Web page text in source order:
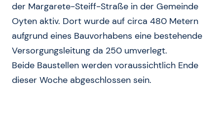
der Margarete-Steiff-Straße in der Gemeinde
Oyten aktiv. Dort wurde auf circa 480 Metern
aufgrund eines Bauvorhabens eine bestehende
Versorgungsleitung da 250 umverlegt.
Beide Baustellen werden voraussichtlich Ende
dieser Woche abgeschlossen sein.